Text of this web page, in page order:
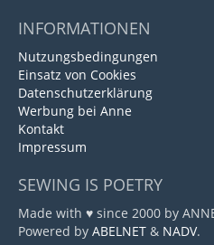
INFORMATIONEN
Nutzungsbedingungen
Einsatz von Cookies
Datenschutzerklärung
Werbung bei Anne
Kontakt
Impressum
SEWING IS POETRY
Made with ♥ since 2000 by ANNE
Powered by ABELNET & NADV.